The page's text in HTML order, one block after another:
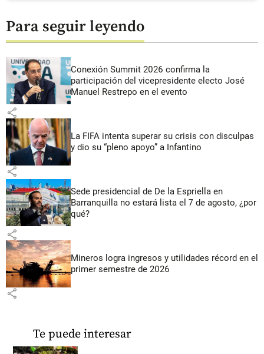
Para seguir leyendo
Conexión Summit 2026 confirma la
participación del vicepresidente electo José
Manuel Restrepo en el evento
share
La FIFA intenta superar su crisis con disculpas
y dio su “pleno apoyo” a Infantino
share
Sede presidencial de De la Espriella en
Barranquilla no estará lista el 7 de agosto, ¿por
qué?
share
Mineros logra ingresos y utilidades récord en el
primer semestre de 2026
share
Te puede interesar